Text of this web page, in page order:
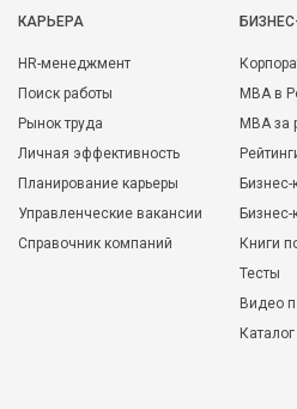
КАРЬЕРА
HR-менеджмент
Поиск работы
Рынок труда
Личная эффективность
Планирование карьеры
Управленческие вакансии
Справочник компаний
MBA в
MBA
Бизнес-
Книги
Тесты
Видео